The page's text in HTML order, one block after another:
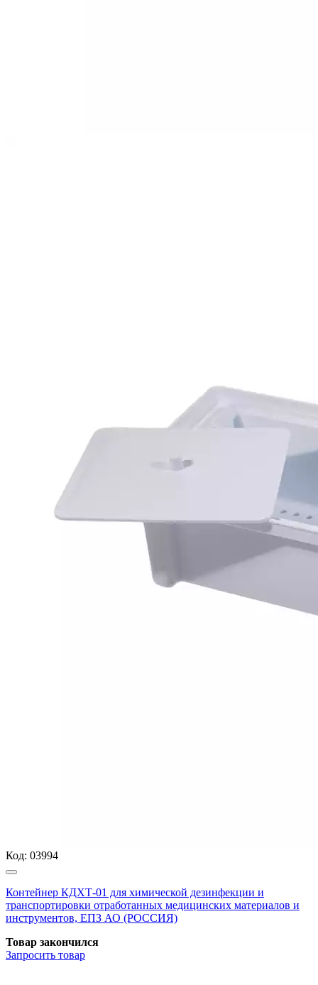
Код: 03994
Контейнер КДХТ-01 для химической дезинфекции и
транспортировки отработанных медицинских материалов и
инструментов, ЕПЗ АО (РОССИЯ)
Товар закончился
Запросить товар